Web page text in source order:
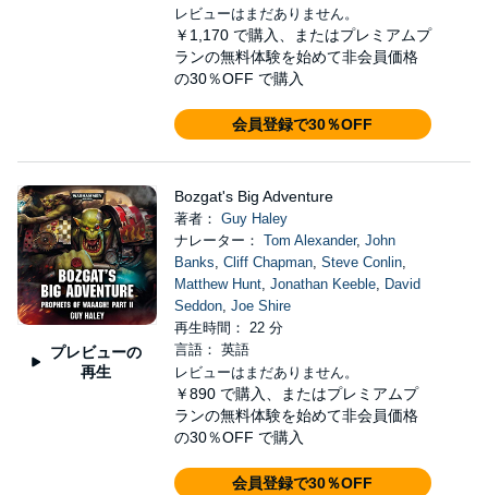
レビューはまだありません。
￥1,170 で購入、またはプレミアムプ
ランの無料体験を始めて非会員価格
の30％OFF で購入
会員登録で30％OFF
プレビューの
再生
Bozgat's Big Adventure
著者： Guy Haley
ナレーター： Tom Alexander, John
Banks, Cliff Chapman, Steve Conlin,
Matthew Hunt, Jonathan Keeble, David
Seddon, Joe Shire
再生時間： 22 分
言語： 英語
レビューはまだありません。
￥890 で購入、またはプレミアムプ
ランの無料体験を始めて非会員価格
の30％OFF で購入
会員登録で30％OFF